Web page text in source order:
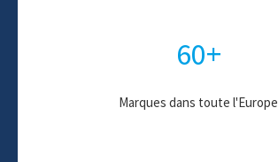
60+
Marques dans toute l'Europe